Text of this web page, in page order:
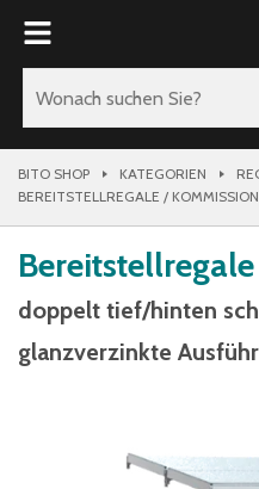
BITO SHOP KATEGORIEN
BEREITSTELLREGALE /
Bereitstellregale
doppelt tief/hinten
glanzverzinkte